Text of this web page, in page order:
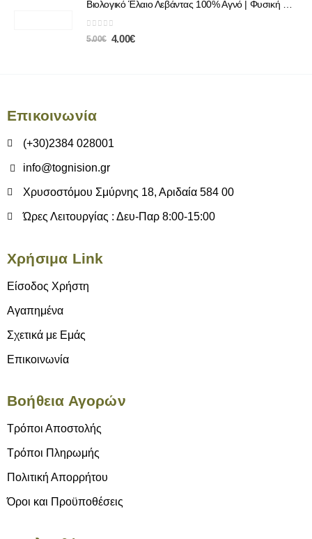
0 out of 5
5.00€ 4.00€
Επικοινωνία
(+30)2384 028001
info@tognision.gr
Χρυσοστόμου Σμύρνης 18, Αριδαία 584 00
Ώρες Λειτουργίας : Δευ-Παρ 8:00-15:00
Χρήσιμα Link
Είσοδος Χρήστη
Αγαπημένα
Σχετικά με Εμάς
Επικοινωνία
Βοήθεια Αγορών
Τρόποι Αποστολής
Τρόποι Πληρωμής
Πολιτική Απορρήτου
Όροι και Προϋποθέσεις